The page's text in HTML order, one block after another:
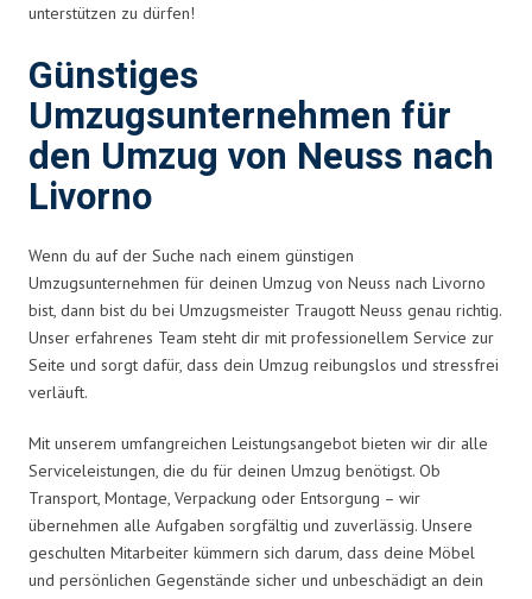
unterstützen zu dürfen!
Günstiges
Umzugsunternehmen für
den Umzug von Neuss nach
Livorno
Wenn du auf der Suche nach einem günstigen
Umzugsunternehmen für deinen Umzug von Neuss nach Livorno
bist, dann bist du bei Umzugsmeister Traugott Neuss genau richtig.
Unser erfahrenes Team steht dir mit professionellem Service zur
Seite und sorgt dafür, dass dein Umzug reibungslos und stressfrei
verläuft.
Mit unserem umfangreichen Leistungsangebot bieten wir dir alle
Serviceleistungen, die du für deinen Umzug benötigst. Ob
Transport, Montage, Verpackung oder Entsorgung – wir
übernehmen alle Aufgaben sorgfältig und zuverlässig. Unsere
geschulten Mitarbeiter kümmern sich darum, dass deine Möbel
und persönlichen Gegenstände sicher und unbeschädigt an dein